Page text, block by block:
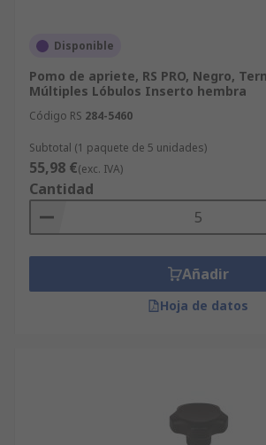
Disponible
Pomo de apriete, RS PRO, Negro,
Múltiples Lóbulos Inserto hembra
Código RS 284-5460
Subtotal (1 paquete de 5 unidades)
55,98 €(exc. IVA)
Cantidad
Añadir
Hoja de datos